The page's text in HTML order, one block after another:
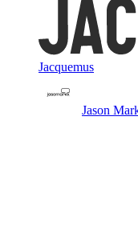
Jacquemus
Jason